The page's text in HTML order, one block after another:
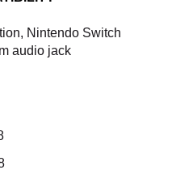
Nintendo Switch and mobile
audio jack